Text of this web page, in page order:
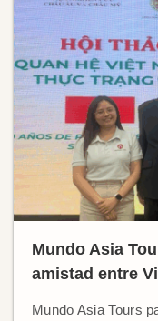
Mundo Asia
amistad entre
Mundo Asia Tours